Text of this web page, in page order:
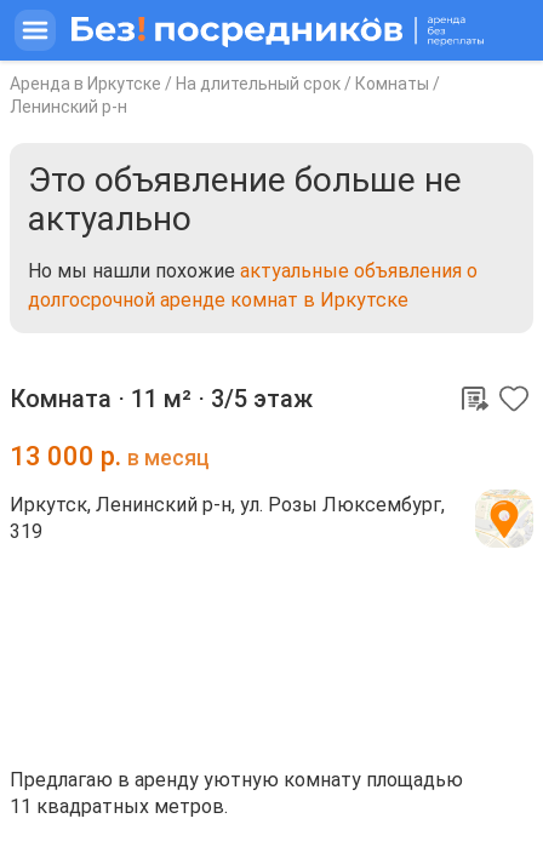
Аренда в Иркутске / На длительный срок / Комнаты /
Ленинский р-н
Это объявление больше не
актуально
Но мы нашли похожие актуальные объявления о
долгосрочной аренде комнат в Иркутске
Комната ⋅ 11 м² ⋅ 3/5 этаж
13 000 р. в месяц
Иркутск, Ленинский р-н, ул. Розы Люксембург,
319
Пpедлагaю в арeнду уютную комнату площадью
11 квадpатныx метрoв.